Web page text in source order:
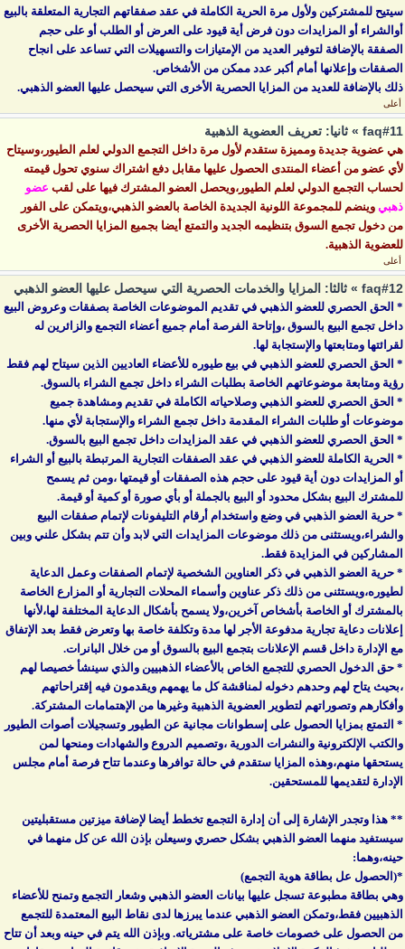
سيتيح للمشتركين ولأول مرة الحرية الكاملة في عقد صفقاتهم التجارية المتعلقة بالبيع
أوالشراء أو المزايدات دون فرض أية قيود على العرض أو الطلب أو على حجم
الصفقة بالإضافة لتوفير العديد من الإمتيازات والتسهيلات التي تساعد على انجاح
الصفقات وإعلانها أمام أكبر عدد ممكن من الأشخاص.
ذلك بالإضافة للعديد من المزايا الحصرية الأخرى التي سيحصل عليها العضو الذهبي.
أعلى
faq#11 » ثانيا: تعريف العضوية الذهبية
هي عضوية جديدة ومميزة ستقدم لأول مرة داخل التجمع الدولي لعلم الطيور،وسيتاح
لأي عضو من أعضاء المنتدى الحصول عليها مقابل دفع اشتراك سنوي تحول قيمته
لحساب التجمع الدولي لعلم الطيور،ويحصل العضو المشترك فيها على لقب عضو
ذهبي وينضم للمجموعة اللونية الجديدة الخاصة بالعضو الذهبي،ويتمكن على الفور
من دخول تجمع السوق بتنظيمه الجديد والتمتع أيضا بجميع المزايا الحصرية الأخرى
للعضوية الذهبية.
أعلى
faq#12 » ثالثا: المزايا والخدمات الحصرية التي سيحصل عليها العضو الذهبي
* الحق الحصري للعضو الذهبي في تقديم الموضوعات الخاصة بصفقات وعروض البيع
داخل تجمع البيع بالسوق ،وإتاحة الفرصة أمام جميع أعضاء التجمع والزائرين له
لقرائتها ومتابعتها والإستجابة لها.
* الحق الحصري للعضو الذهبي في بيع طيوره للأعضاء العاديين الذين سيتاح لهم فقط
رؤية ومتابعة موضوعاتهم الخاصة بطلبات الشراء داخل تجمع الشراء بالسوق.
* الحق الحصري للعضو الذهبي وصلاحياته الكاملة في تقديم ومشاهدة جميع
موضوعات أو طلبات الشراء المقدمة داخل تجمع الشراء والإستجابة لأي منها.
* الحق الحصري للعضو الذهبي في عقد المزايدات داخل تجمع البيع بالسوق.
* الحرية الكاملة للعضو الذهبي في عقد الصفقات التجارية المرتبطة بالبيع أو الشراء
أو المزايدات دون أية قيود على حجم هذه الصفقات أو قيمتها ،ومن ثم يسمح
للمشترك البيع بشكل محدود أو البيع بالجملة أو بأي صورة أو كمية أو قيمة.
* حرية العضو الذهبي في وضع واستخدام أرقام التليفونات لإتمام صفقات البيع
والشراء،ويستثنى من ذلك موضوعات المزايدات التي لابد وأن تتم بشكل علني وبين
المشاركين في المزايدة فقط.
* حرية العضو الذهبي في ذكر العناوين الشخصية لإتمام الصفقات وعمل الدعاية
لطيوره،ويستثنى من ذلك ذكر عناوين وأسماء المحلات التجارية أو المزارع الخاصة
بالمشترك أو الخاصة بأشخاص آخرين،ولا يسمح بأشكال الدعاية المختلفة لها،لأنها
إعلانات دعاية تجارية مدفوعة الأجر لها مدة وتكلفة خاصة بها وتعرض فقط بعد الإتفاق
مع الإدارة داخل قسم الإعلانات بتجمع البيع بالسوق أو من خلال البانرات.
* حق الدخول الحصري للتجمع الخاص بالأعضاء الذهبيين والذي سينشأ خصيصا لهم
،بحيث يتاح لهم وحدهم دخوله لمناقشة كل ما يهمهم ويقدمون فيه إقتراحاتهم
وأفكارهم وتصوراتهم لتطوير العضوية الذهبية وغيرها من الإهتمامات المشتركة.
* التمتع بمزايا الحصول على إسطوانات مجانية عن الطيور وتسجيلات أصوات الطيور
والكتب الإلكترونية والنشرات الدورية ،وتصميم الدروع والشهادات ومنحها لمن
يستحقها منهم،وهذه المزايا ستقدم في حالة توافرها وعندما تتاح فرصة أمام مجلس
الإدارة لتقديمها للمستحقين.
** هذا وتجدر الإشارة إلى أن إدارة التجمع تخطط أيضا لإضافة ميزتين مستقبليتين
سيستفيد منهما العضو الذهبي بشكل حصري وسيعلن بإذن الله عن كل منهما في
حينه،وهما:
*(الحصول عل بطاقة هوية التجمع)
وهي بطاقة مطبوعة تسجل عليها بيانات العضو الذهبي وشعار التجمع وتمنح للأعضاء
الذهبيين فقط،وتمكن العضو الذهبي عندما يبرزها لدى نقاط البيع المعتمدة للتجمع
من الحصول على خصومات خاصة على مشترياته. وبإذن الله يتم في حينه وبعد أن تتاح